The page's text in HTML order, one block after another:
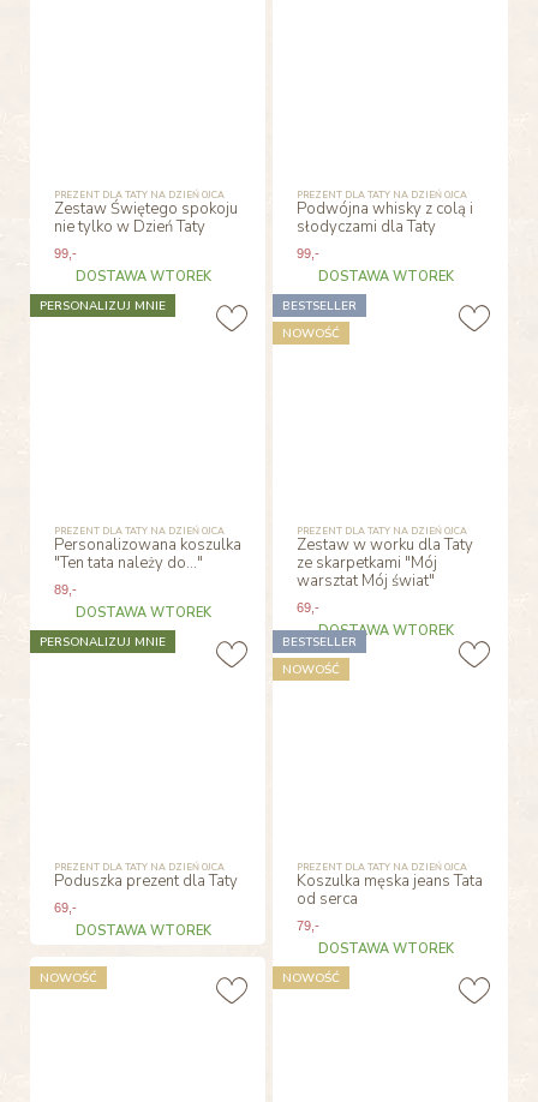
PREZENT DLA TATY NA DZIEŃ OJCA
Zestaw Świętego spokoju
nie tylko w Dzień Taty
99,-
DOSTAWA WTOREK
PREZENT DLA TATY NA DZIEŃ OJCA
Podwójna whisky z colą i
słodyczami dla Taty
99 ,-
DOSTAWA WTOREK
PREZENT DLA TATY NA DZIEŃ OJCA
Personalizowana koszulka
"Ten tata należy do..."
89,-
DOSTAWA WTOREK
PERSONALIZUJ MNIE
PREZENT DLA TATY NA DZIEŃ OJCA
Zestaw w worku dla Taty
ze skarpetkami "Mój
warsztat Mój świat"
69 ,-
DOSTAWA WTOREK
BESTSELLER
NOWOŚĆ
PREZENT DLA TATY NA DZIEŃ OJCA
Poduszka prezent dla Taty
69,-
DOSTAWA WTOREK
PERSONALIZUJ MNIE
PREZENT DLA TATY NA DZIEŃ OJCA
Koszulka męska jeans Tata
od serca
79 ,-
DOSTAWA WTOREK
BESTSELLER
NOWOŚĆ
NOWOŚĆ NOWOŚĆ